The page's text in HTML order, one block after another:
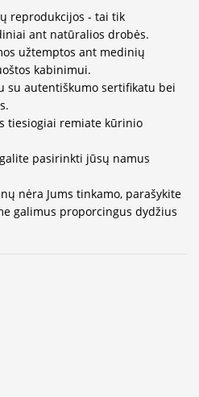
reprodukcijos - tai tik
ant natūralios drobės.
užtemptos ant medinių
kabinimui.
su autentiškumo sertifikatu bei
tiesiogiai remiate kūrinio
pasirinkti jūsų namus
nėra Jums tinkamo, parašykite
galimus proporcingus dydžius